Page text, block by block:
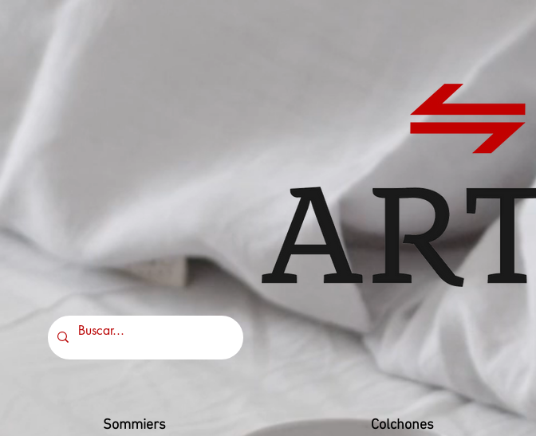
Sommiers Colchones